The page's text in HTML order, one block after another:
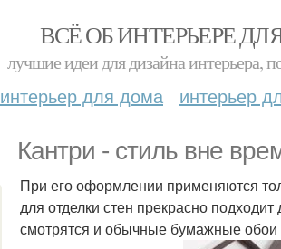
ВСЁ ОБ ИНТЕРЬЕРЕ
лучшие идеи для дизайна интерьера,
интерьер для дома интерьер
Кантри - стиль вне
При его оформлении применяются
для отделки стен прекрасно
смотрятся и обычные бумажные обои